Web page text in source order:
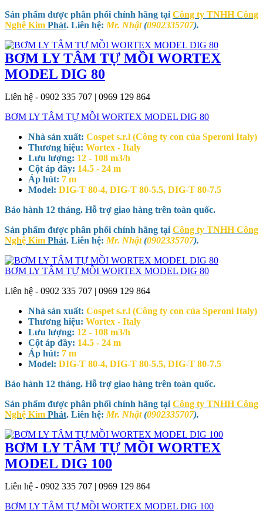
Sản phẩm được phân phối chính hãng tại Công ty TNHH Công
Nghệ Kim Phát. Liên hệ: Mr. Nhật(0902335707).
BƠM LY TÂM TỰ MỒI WORTEX
MODEL DIG 80
Liên hệ - 0902 335 707 | 0969 129 864
BƠM LY TÂM TỰ MỒI WORTEX MODEL DIG 80
Nhà sản xuất: Cospet s.r.l (Công ty con của Speroni Italy)
Thương hiệu: Wortex - Italy
Lưu lượng: 12 - 108 m3/h
Cột áp đầy: 14.5 - 24 m
Áp hút: 7 m
Model: DIG-T 80-4, DIG-T 80-5.5, DIG-T 80-7.5
Bảo hành 12 tháng. Hỗ trợ giao hàng trên toàn quốc.
Sản phẩm được phân phối chính hãng tại Công ty TNHH Công
Nghệ Kim Phát. Liên hệ: Mr. Nhật(0902335707).
BƠM LY TÂM TỰ MỒI WORTEX MODEL DIG 80
Liên hệ - 0902 335 707 | 0969 129 864
Nhà sản xuất: Cospet s.r.l (Công ty con của Speroni Italy)
Thương hiệu: Wortex - Italy
Lưu lượng: 12 - 108 m3/h
Cột áp đầy: 14.5 - 24 m
Áp hút: 7 m
Model: DIG-T 80-4, DIG-T 80-5.5, DIG-T 80-7.5
Bảo hành 12 tháng. Hỗ trợ giao hàng trên toàn quốc.
Sản phẩm được phân phối chính hãng tại Công ty TNHH Công
Nghệ Kim Phát. Liên hệ: Mr. Nhật(0902335707).
BƠM LY TÂM TỰ MỒI WORTEX
MODEL DIG 100
Liên hệ - 0902 335 707 | 0969 129 864
BƠM LY TÂM TỰ MỒI WORTEX MODEL DIG 100